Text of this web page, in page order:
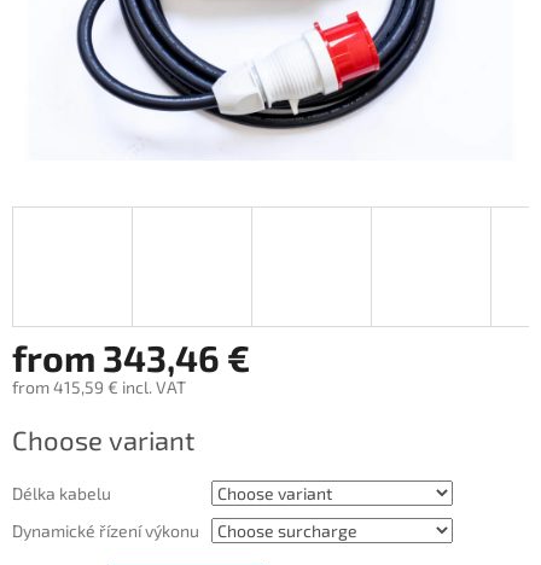
from 343,46 €
from415,59 € incl. VAT
price:
Choose variant
Délka kabelu
Dynamické řízení výkonu